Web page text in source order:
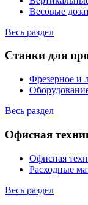
Весовые
Весь раздел
Станки для
Фрезерное и
Весь раздел
Офисная
Офисная
Расходные
Весь раздел